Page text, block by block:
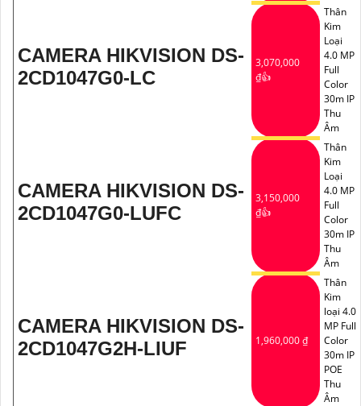
CAMERA HIKVISION DS-
2CD1047G0-LC
3,070,000
₫👍
Thân
Kim
Loại
4.0 MP
Full
Color
30m IP
Thu
Âm
CAMERA HIKVISION DS-
2CD1047G0-LUFC
3,150,000
₫👍
Thân
Kim
Loại
4.0 MP
Full
Color
30m IP
Thu
Âm
CAMERA HIKVISION DS-
2CD1047G2H-LIUF
1,960,000 ₫
Thân
Kim
loại 4.0
MP Full
Color
30m IP
POE
Thu
Âm